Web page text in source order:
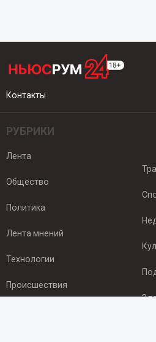
Контакты
РУБРИКИ
Лента
Общество
Политика
Лента мнений
Технологии
Происшествия